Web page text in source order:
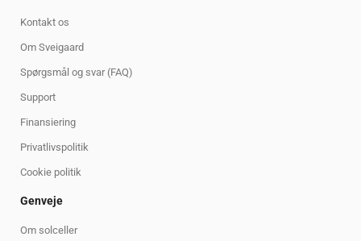
Kontakt os
Om Sveigaard
Spørgsmål og svar (FAQ)
Support
Finansiering
Privatlivspolitik
Cookie politik
Genveje
Om solceller